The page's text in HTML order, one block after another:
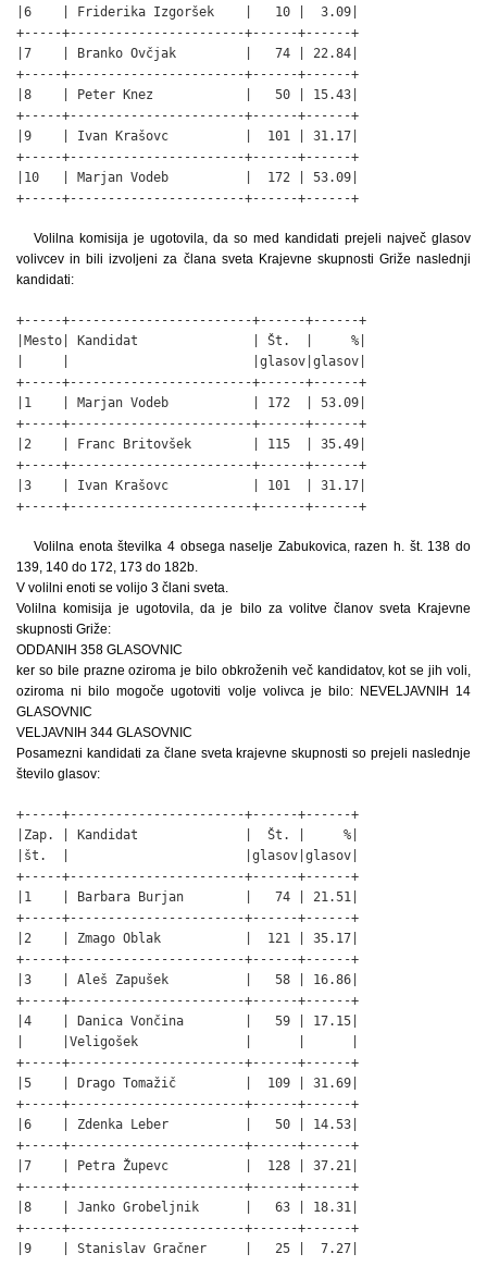
|6    | Friderika Izgoršek    |   10 |  3.09|
+-----+-----------------------+------+------+
|7    | Branko Ovčjak         |   74 | 22.84|
+-----+-----------------------+------+------+
|8    | Peter Knez            |   50 | 15.43|
+-----+-----------------------+------+------+
|9    | Ivan Krašovc          |  101 | 31.17|
+-----+-----------------------+------+------+
|10   | Marjan Vodeb          |  172 | 53.09|
+-----+-----------------------+------+------+
Volilna komisija je ugotovila, da so med kandidati prejeli največ glasov
volivcev in bili izvoljeni za člana sveta Krajevne skupnosti Griže naslednji
kandidati:
+-----+------------------------+------+------+
|Mesto| Kandidat               | Št.  |     %|
|     |                        |glasov|glasov|
+-----+------------------------+------+------+
|1    | Marjan Vodeb           | 172  | 53.09|
+-----+------------------------+------+------+
|2    | Franc Britovšek        | 115  | 35.49|
+-----+------------------------+------+------+
|3    | Ivan Krašovc           | 101  | 31.17|
+-----+------------------------+------+------+
Volilna enota številka 4 obsega naselje Zabukovica, razen h. št. 138 do
139, 140 do 172, 173 do 182b.
V volilni enoti se volijo 3 člani sveta.
Volilna komisija je ugotovila, da je bilo za volitve članov sveta Krajevne
skupnosti Griže:
ODDANIH 358 GLASOVNIC
ker so bile prazne oziroma je bilo obkroženih več kandidatov, kot se jih voli,
oziroma ni bilo mogoče ugotoviti volje volivca je bilo: NEVELJAVNIH 14
GLASOVNIC
VELJAVNIH 344 GLASOVNIC
Posamezni kandidati za člane sveta krajevne skupnosti so prejeli naslednje
število glasov:
+-----+-----------------------+------+------+
|Zap. | Kandidat              |  Št. |     %|
|št.  |                       |glasov|glasov|
+-----+-----------------------+------+------+
|1    | Barbara Burjan        |   74 | 21.51|
+-----+-----------------------+------+------+
|2    | Zmago Oblak           |  121 | 35.17|
+-----+-----------------------+------+------+
|3    | Aleš Zapušek          |   58 | 16.86|
+-----+-----------------------+------+------+
|4    | Danica Vončina        |   59 | 17.15|
|     |Veligošek              |      |      |
+-----+-----------------------+------+------+
|5    | Drago Tomažič         |  109 | 31.69|
+-----+-----------------------+------+------+
|6    | Zdenka Leber          |   50 | 14.53|
+-----+-----------------------+------+------+
|7    | Petra Župevc          |  128 | 37.21|
+-----+-----------------------+------+------+
|8    | Janko Grobeljnik      |   63 | 18.31|
+-----+-----------------------+------+------+
|9    | Stanislav Gračner     |   25 |  7.27|